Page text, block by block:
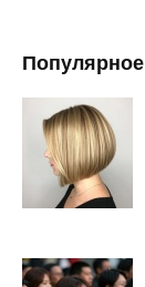
Популярное